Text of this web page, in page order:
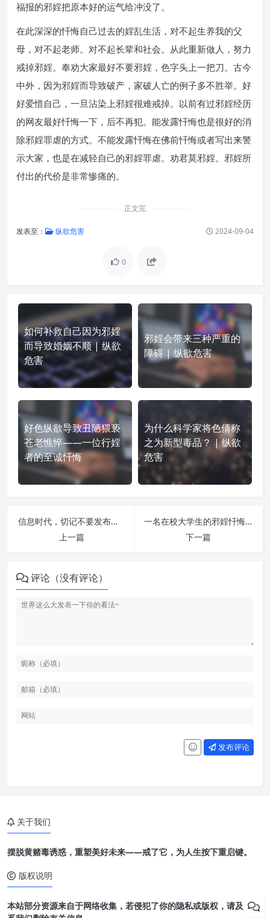
福报的邪婬把原本好的运气给冲没了。
在此深深的忏悔自己过去的婬乱生活，对不起生养我的父
母，对不起老师。对不起长辈和社会。从此重新做人，努力
戒掉邪婬。奉劝大家最好不要邪婬，色字头上一把刀。古今
中外，因为邪婬而导致破产，家破人亡的例子多不胜举。好
好爱惜自己，一旦沾染上邪婬很难戒掉。以前有过邪婬经历
的网友最好忏悔一下，后不再犯。能发露忏悔也是很好的消
除邪婬罪虐的方式。不能发露忏悔在佛前忏悔或者写出来警
示大家，也是在减轻自己的邪婬罪虐。劝君莫邪婬。邪婬所
付出的代价是非常惨痛的。
正文完
发表至： 纵欲危害 2024-09-04
0
如何补救自己因为邪婬
而导致婚姻不顺 | 纵欲
危害
邪婬会带来三种严重的
障碍 | 纵欲危害
好色纵欲导致丑陋猥亵
苍老憔悴——一位行婬
者的至诚忏悔
为什么科学家将色倩称
之为新型毒品？ | 纵欲
危害
信息时代，切记不要发布引人婬念的东西 | 纵欲危害
上一篇
一名在校大学生的邪婬忏悔录 | 纵欲危害
下一篇
评论（没有评论）
发布评论
关于我们
摆脱黄赌毒诱惑，重塑美好未来——戒了它，为人生按下重启键。
版权说明
本站部分资源来自于网络收集，若侵犯了你的隐私或版权，请及时联